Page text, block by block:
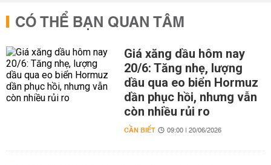
CÓ THỂ BẠN QUAN TÂM
Giá xăng dầu hôm nay
20/6: Tăng nhẹ, lượng
dầu qua eo biển Hormuz
dần phục hồi, nhưng vẫn
còn nhiều rủi ro
CẦN BIẾT 09:00 | 20/06/2026